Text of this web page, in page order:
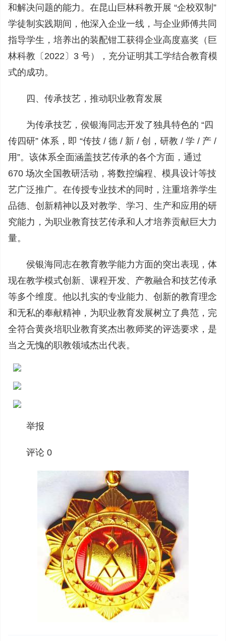
和解决问题的能力。在昆山巨林科教开展 “企校双制”
学徒制实践期间，他深入企业一线，与企业师傅共同
指导学生，培养出的装配钳工获得企业高度嘉奖（巨
林科教〔2022〕3 号），充分证明其工学结合教育模
式的成功。
四、传承技艺，推动职业教育发展
为传承技艺，侯银海同志开发了独具特色的 “四
传四研” 体系，即 “传技 / 德 / 新 / 创，研教 / 学 / 产 /
用”。该体系全面涵盖技艺传承的各个方面，通过
670 场次全国教研活动，将数控编程、模具设计等技
艺广泛推广。在传授专业技术的同时，注重培养学生
品德、创新精神以及对教学、学习、生产和应用的研
究能力，为职业教育技艺传承和人才培养贡献巨大力
量。
侯银海同志在教育教学能力方面的突出表现，体
现在教学模式创新、课程开发、产教融合和技艺传承
等多个维度。他以扎实的专业能力、创新的教育理念
和无私的奉献精神，为职业教育发展树立了典范，完
全符合黄炎培职业教育奖杰出教师奖的评选要求，是
当之无愧的职教领域杰出代表。
举报
评论 0